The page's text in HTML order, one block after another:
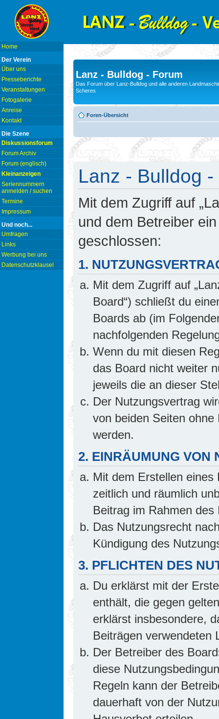
Home
Der Verein
Über uns
Presseberichte
Veranstaltungen
Fotogalerie
Anreise
Kontakt
Die Szene
Diskussionsforum
Forum Archiv
Forum (englisch)
Kleinanzeigen
Seriennummern
anmelden / suchen
Termine
Impressum
Und noch...
Umfragen
Links
Werbung bei uns
Datenschutzklausel
Lanz - Bulldog - Forum
Das Forum über Lanz-Bulldog und alle anderen
Scheres
Foren-Übersicht
Lanz - Bulldog
Mit dem Zugriff auf
und dem Betreiber
geschlossen:
1.
Mit dem Zugriff auf
Board“) schließt du
Boards ab (im
nachfolgenden
Wenn du mit diesen
das Board nicht weiter
jeweils die an dieser
Der Nutzungsvertrag
von beiden Seiten
werden.
2. EINRÄUMUNG VON
Mit dem Erstellen
zeitlich und räumlich
Beitrag im Rahmen
Das Nutzungsrecht
Kündigung des
3. PFLICHTEN DES
Du erklärst mit der
enthält, die gegen
erklärst insbesondere,
Beiträgen verwendeten
Der Betreiber des
diese
Regeln kann der
dauerhaft von der